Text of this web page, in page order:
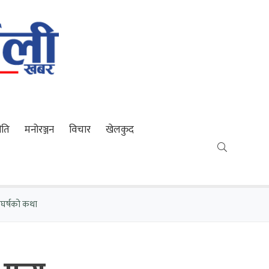
मनोरञ्जन विचार खेलकुद
कथा